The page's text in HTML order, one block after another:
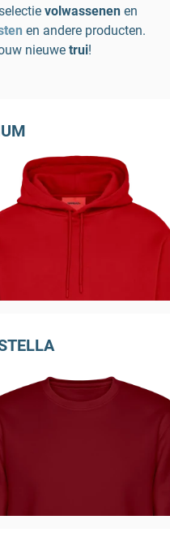
volwassenen en
en andere producten.
nieuwe trui!